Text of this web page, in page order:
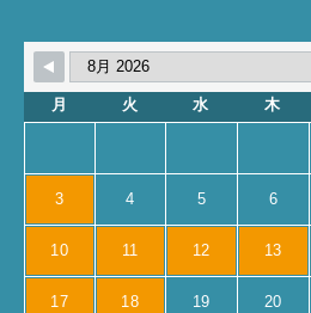
月 火 水 木
3 4 5 6
10 11 12 13
17 18 19 20